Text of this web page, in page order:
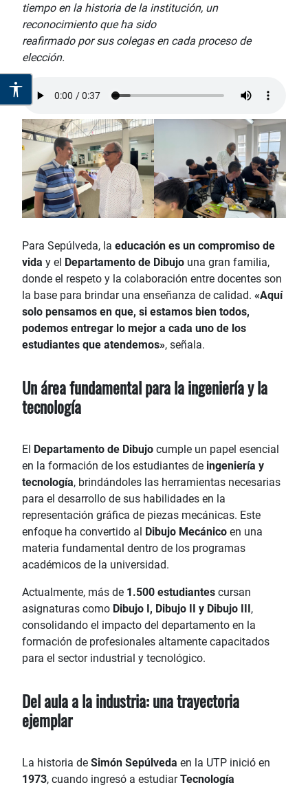
tiempo en la historia de la institución, un
reconocimiento que ha sido
reafirmado por sus colegas en cada proceso de
elección.
Para Sepúlveda, la educación es un compromiso de
vida y el Departamento de Dibujo una gran familia,
donde el respeto y la colaboración entre docentes son
la base para brindar una enseñanza de calidad. «Aquí
solo pensamos en que, si estamos bien todos,
podemos entregar lo mejor a cada uno de los
estudiantes que atendemos», señala.
Un área fundamental para la ingeniería y la
tecnología
El Departamento de Dibujo cumple un papel esencial
en la formación de los estudiantes de ingeniería y
tecnología, brindándoles las herramientas necesarias
para el desarrollo de sus habilidades en la
representación gráfica de piezas mecánicas. Este
enfoque ha convertido al
Dibujo Mecánico en una
materia fundamental dentro de los programas
académicos de la universidad.
Actualmente, más de 1.500 estudiantes cursan
asignaturas como Dibujo I, Dibujo II y Dibujo III ,
consolidando el impacto del departamento en la
formación de profesionales altamente capacitados
para el sector industrial y tecnológico.
Del aula a la industria: una trayectoria
ejemplar
La historia de Simón Sepúlveda en la UTP inició en
1973, cuando ingresó a estudiarTecnología